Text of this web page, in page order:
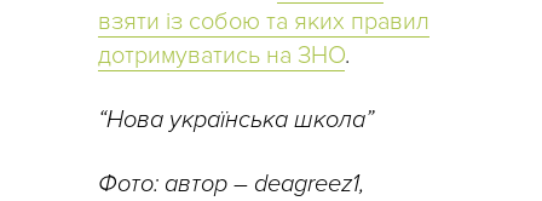
взяти із собою та яких правил
дотримуватись на ЗНО.
“Нова українська школа”
Фото: автор – deagreez1,